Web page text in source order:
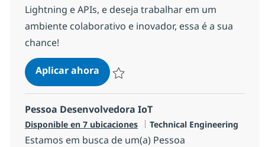
Lightning e APIs, e deseja trabalhar em um
ambiente colaborativo e inovador, essa é a sua
chance!
Aplicar ahoraPessoa Desenvolvedora Salesforce
Pessoa Desenvolvedora IoT
Disponible en 7 ubicaciones Categoría
Technical Engineering
Estamos em busca de um(a) Pessoa